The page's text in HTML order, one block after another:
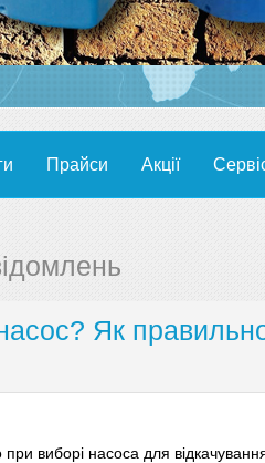
Прайси Акції
Як
при виборі насоса для